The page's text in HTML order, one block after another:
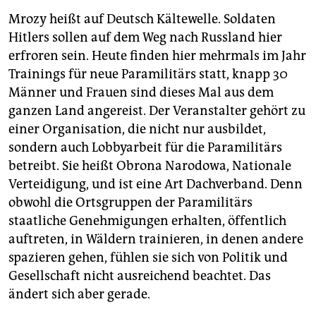
Mrozy heißt auf Deutsch Kältewelle. Soldaten
Hitlers sollen auf dem Weg nach Russland hier
erfroren sein. Heute finden hier mehrmals im Jahr
Trainings für neue Paramilitärs statt, knapp 30
Männer und Frauen sind dieses Mal aus dem
ganzen Land angereist. Der Veranstalter gehört zu
einer Organisation, die nicht nur ausbildet,
sondern auch Lobbyarbeit für die Paramilitärs
betreibt. Sie heißt Obrona Narodowa, Nationale
Verteidigung, und ist eine Art Dachverband. Denn
obwohl die Ortsgruppen der Paramilitärs
staatliche Genehmigungen erhalten, öffentlich
auftreten, in Wäldern trainieren, in denen andere
spazieren gehen, fühlen sie sich von Politik und
Gesellschaft nicht ausreichend beachtet. Das
ändert sich aber gerade.